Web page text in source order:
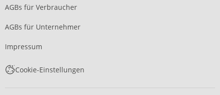
AGBs für Verbraucher
AGBs für Unternehmer
Impressum
Cookie-Einstellungen